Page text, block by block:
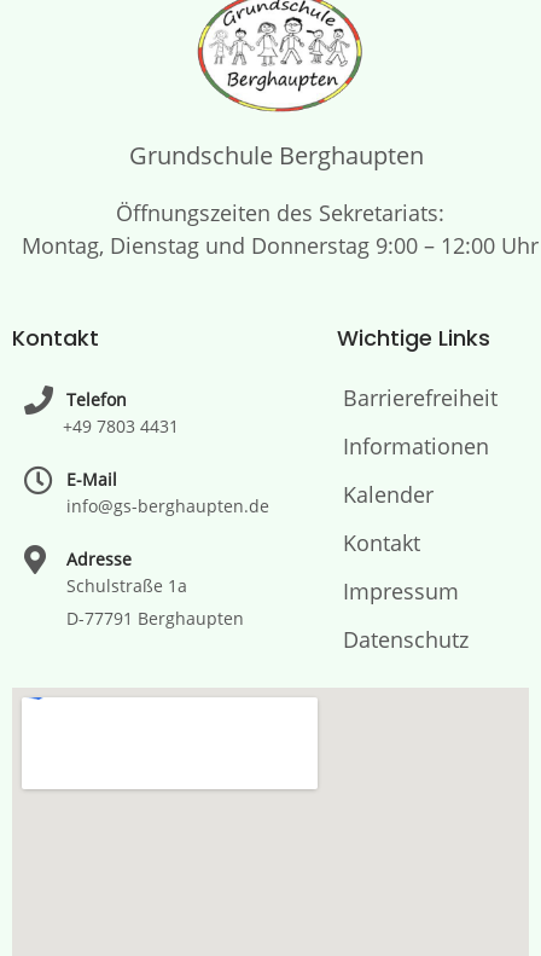
Grundschule Berghaupten
Öffnungszeiten des Sekretariats:
Montag, Dienstag und Donnerstag 9:00 – 12:00 Uhr
Kontakt
Telefon
+49 7803 4431
E-Mail
info@gs-berghaupten.de
Adresse
Schulstraße 1a
D-77791 Berghaupten
Wichtige Links
Barrierefreiheit
Informationen
Kalender
Kontakt
Impressum
Datenschutz